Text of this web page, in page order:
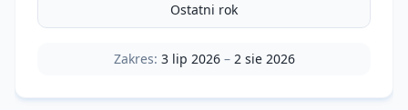
Ostatni rok
Zakres: 3 lip 2026– 2 sie 2026